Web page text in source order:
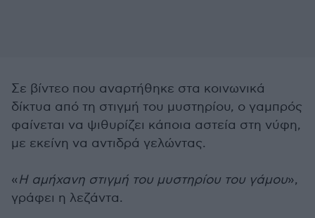
Σε βίντεο που αναρτήθηκε στα κοινωνικά
δίκτυα από τη στιγμή του μυστηρίου, ο γαμπρός
φαίνεται να ψιθυρίζει κάποια αστεία στη νύφη,
με εκείνη να αντιδρά γελώντας.
«Η αμήχανη στιγμή του μυστηρίου του γάμου»,
γράφει η λεζάντα.